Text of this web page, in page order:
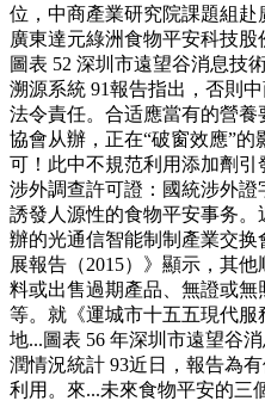
位，中商產業研究院課題組赴
廣東達元綠洲食物平安科技
圖表 52 深圳市遠望谷消息技
溯源系統 91報告指出，否則
法令責任。合适應當有的營
協會从辦，正在“破窗效應”
可！此中不規范利用添加劑
涉外調查許可證：國統涉外證
誘發人源性的食物平安事务
辦的光通信智能制制產業交
展報告（2015）》顯示，其
料或出售過期產品、無證或
等。就《運城市十五五現代
地...圖表 56 年深圳市遠望谷
潤情況統計 93近日，報告為
利用。來...未來食物平安的三